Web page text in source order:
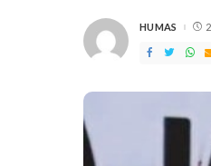
POSTED
HUMAS